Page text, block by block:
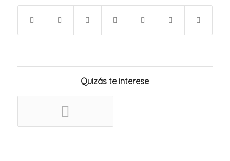
Quizás te interese